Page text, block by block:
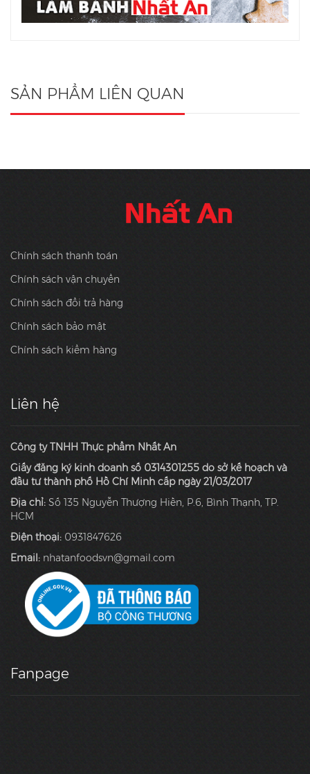
SẢN PHẨM LIÊN QUAN
Chính sách thanh toán
Chính sách vận chuyển
Chính sách đổi trả hàng
Chính sách bảo mật
Chính sách kiểm hàng
Liên hệ
Công ty TNHH Thực phẩm Nhất An
Giấy đăng ký kinh doanh số 0314301255 do sở kế hoạch và
đầu tư thành phố Hồ Chí Minh cấp ngày 21/03/2017
Địa chỉ: Số 135 Nguyễn Thượng Hiền, P.6, Bình Thạnh, TP.
HCM
Điện thoại: 0931847626
Email: nhatanfoodsvn@gmail.com
Fanpage